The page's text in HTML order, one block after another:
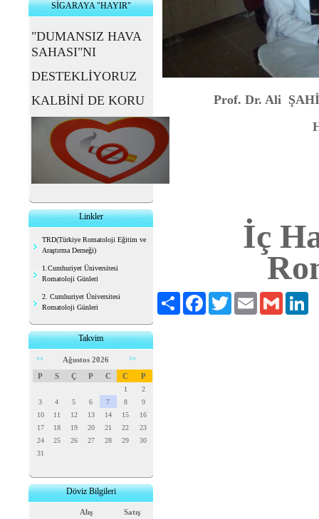
SİGARAYA "HAYIR"
"DUMANSIZ HAVA
SAHASI"NI
DESTEKLİYORUZ
KALBİNİ DE KORU
Linkler
TRD(Türkiye Romatoloji Eğitim ve
Araştırma Derneği)
1.Cumhuriyet Üniversitesi
Romatoloji Günleri
2. Cumhuriyet Üniversitesi
Romatoloji Günleri
Takvim
<< Ağustos 2026 >>
P S Ç P C C P
1
2
3
4 5 6 7 8
9
10
11 12 13 14 15
16
17
18 19 20 21 22
23
24
25 26 27 28 29
30
31
Döviz Bilgileri
Alış Satış
Prof. Dr. Ali
İç
Paylaş FacebookTwitter Email Gmail